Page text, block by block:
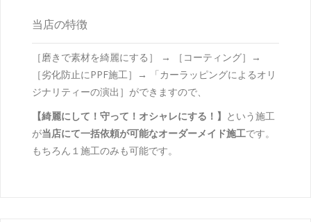
当店の特徴
［磨きで素材を綺麗にする］ → ［コーティング］→
［劣化防止にPPF施工］→ 「カーラッピングによるオリ
ジナリティーの演出］ができますので、
【綺麗にして！守って！オシャレにする！】 という施工
が当店にて一括依頼が可能なオーダーメイド施工です。
もちろん１施工のみも可能です。